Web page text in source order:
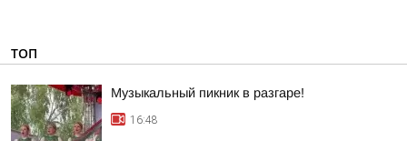
ТОП
Музыкальный пикник в разгаре!
16:48